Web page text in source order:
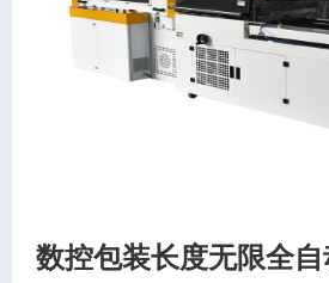
数控包装长度无限全